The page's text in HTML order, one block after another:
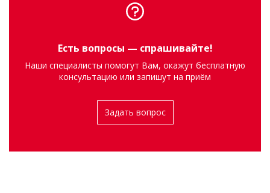
Есть вопросы — спрашивайте!
Наши специалисты помогут Вам, окажут бесплатную
консультацию или запишут на приём
Задать вопрос